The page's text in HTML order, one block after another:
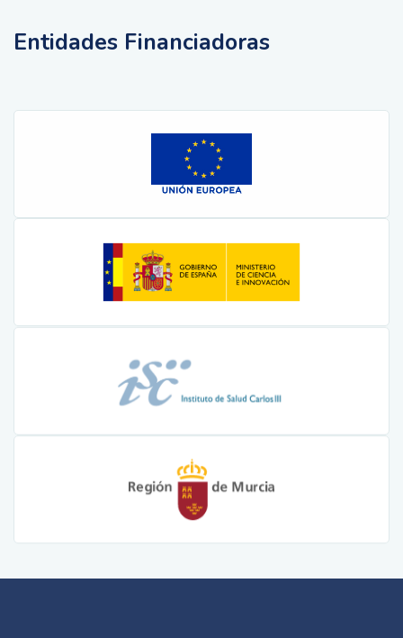
Entidades Financiadoras